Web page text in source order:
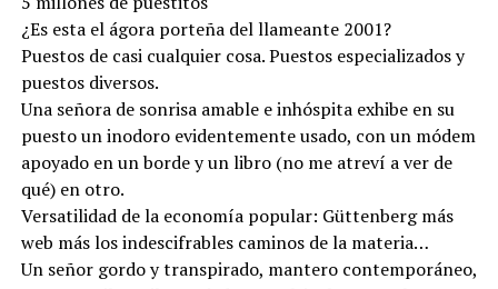
¿Es esta el ágora porteña del llameante 2001?
Puestos de casi cualquier cosa. Puestos especializados y
puestos diversos.
Una señora de sonrisa amable e inhóspita exhibe en su
puesto un inodoro evidentemente usado, con un módem
apoyado en un borde y un libro (no me atreví a ver de
qué) en otro.
Versatilidad de la economía popular: Güttenberg más
web más los indescifrables caminos de la materia…
Un señor gordo y transpirado, mantero contemporáneo,